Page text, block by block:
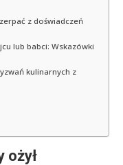
z doświadczeń
lub babci: Wskazówki
kulinarnych z
ożył